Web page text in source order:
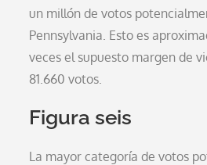
un millón de votos
Pennsylvania. Esto es
veces el supuesto margen de
81.660 votos.
Figura seis
La mayor categoría de votos